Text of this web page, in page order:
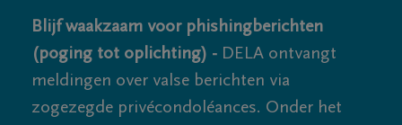
Blijf waakzaam voor phishingberichten
(poging tot oplichting) - DELA ontvangt
meldingen over valse berichten via
zogezegde privécondoléances. Onder het